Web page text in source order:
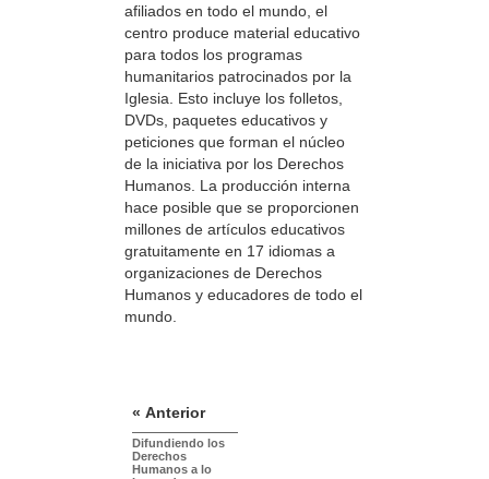
afiliados en todo el mundo, el
centro produce material educativo
para todos los programas
humanitarios patrocinados por la
Iglesia. Esto incluye los folletos,
DVDs, paquetes educativos y
peticiones que forman el núcleo
de la iniciativa por los Derechos
Humanos. La producción interna
hace posible que se proporcionen
millones de artículos educativos
gratuitamente en 17 idiomas a
organizaciones de Derechos
Humanos y educadores de todo el
mundo.
« Anterior
Difundiendo los
Derechos
Humanos a lo